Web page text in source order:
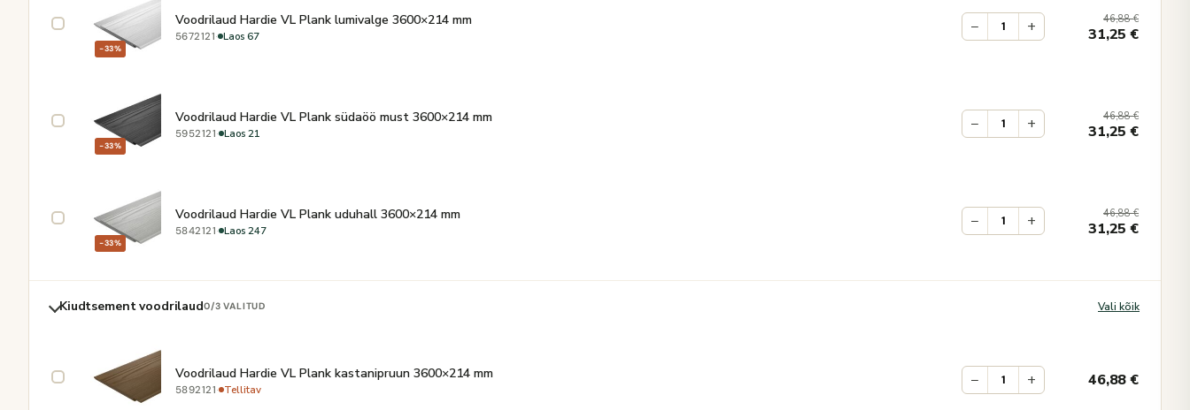
−33%
Voodrilaud Hardie VL Plank lumivalge 3600×214 mm
5672121· Laos 67 − + 46,88€
31,25€
−33%
Voodrilaud Hardie VL Plank südaöö must 3600×214 mm
5952121· Laos 21 − + 46,88€
31,25€
−33%
Voodrilaud Hardie VL Plank uduhall 3600×214 mm
5842121· Laos 247 − + 46,88€
31,25€
Kiudtsement voodrilaud0/3 VALITUD Vali kõik
Voodrilaud Hardie VL Plank kastanipruun 3600×214 mm
5892121· Tellitav − + 46,88€